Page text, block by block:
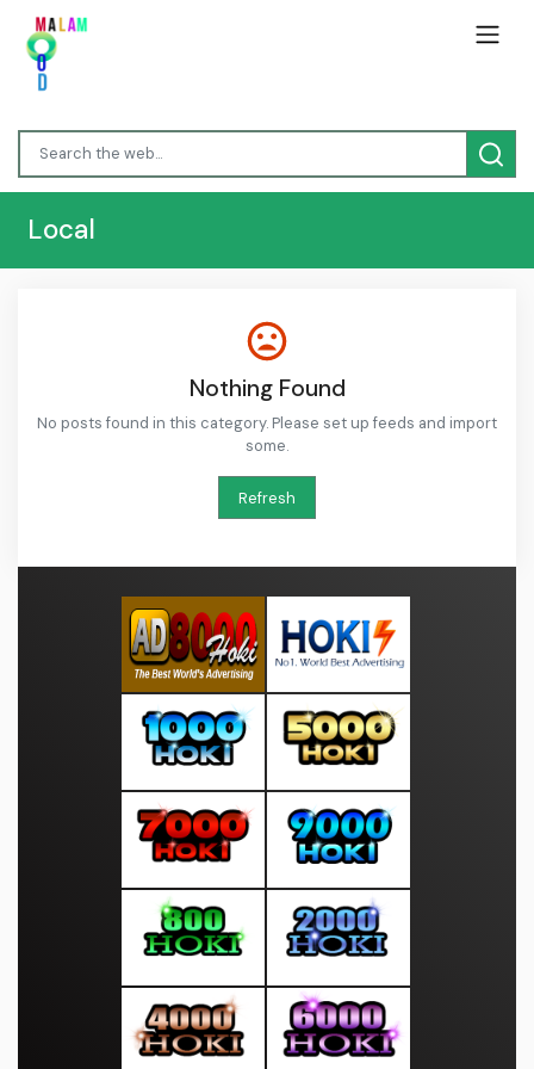
Local
Nothing Found
No posts found in this category. Please set up feeds and import
some.
Refresh